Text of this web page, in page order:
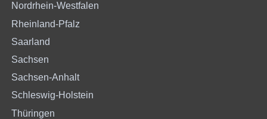
Nordrhein-Westfalen
Rheinland-Pfalz
Saarland
Sachsen
Sachsen-Anhalt
Schleswig-Holstein
Thüringen